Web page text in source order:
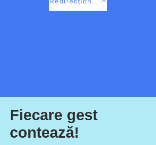
Fiecare gest
contează!